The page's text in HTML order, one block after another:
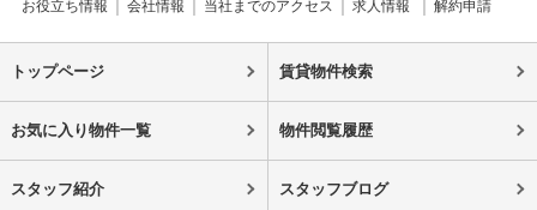
お役立ち情報
会社情報 当社までのアクセス 求人情報 解約申請
トップページ 賃貸物件検索
お気に入り物件一覧 物件閲覧履歴
スタッフ紹介 スタッフブログ